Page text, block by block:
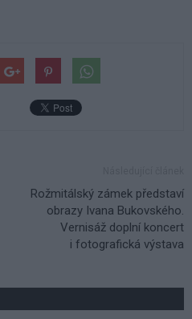
Rožmitálský zámek představí
obrazy Ivana Bukovského.
Vernisáž doplní koncert
i fotografická výstava